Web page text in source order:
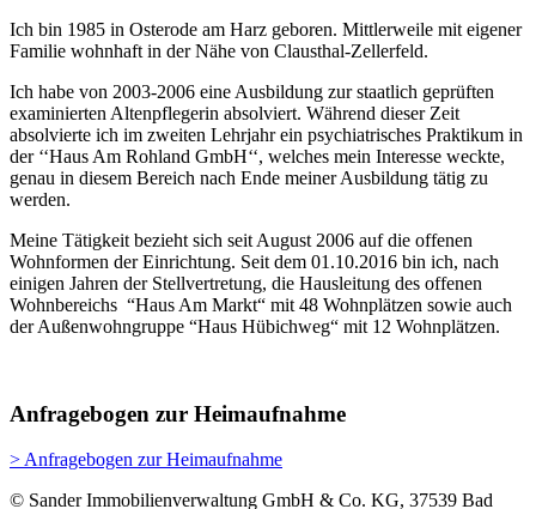
Ich bin 1985 in Osterode am Harz geboren. Mittlerweile mit eigener
Familie wohnhaft in der Nähe von Clausthal-Zellerfeld.
Ich habe von 2003-2006 eine Ausbildung zur staatlich geprüften
examinierten Altenpflegerin absolviert. Während dieser Zeit
absolvierte ich im zweiten Lehrjahr ein psychiatrisches Praktikum in
der ‘‘Haus Am Rohland GmbH‘‘, welches mein Interesse weckte,
genau in diesem Bereich nach Ende meiner Ausbildung tätig zu
werden.
Meine Tätigkeit bezieht sich seit August 2006 auf die offenen
Wohnformen der Einrichtung. Seit dem 01.10.2016 bin ich, nach
einigen Jahren der Stellvertretung, die Hausleitung des offenen
Wohnbereichs “Haus Am Markt“ mit 48 Wohnplätzen sowie auch
der Außenwohngruppe “Haus Hübichweg“ mit 12 Wohnplätzen.
Anfragebogen zur Heimaufnahme
> Anfragebogen zur Heimaufnahme
© Sander Immobilienverwaltung GmbH & Co. KG, 37539 Bad